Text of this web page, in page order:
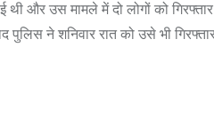
और उस मामले में दो लोगों को गिरफ्तार
ने शनिवार रात को उसे भी गिरफ्तार